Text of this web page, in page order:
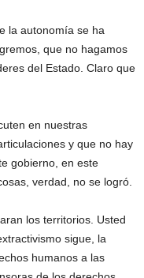
la autonomía se ha
que no hagamos
del Estado. Claro que
en nuestras
y que no hay
gobierno, en este
verdad, no se logró.
los territorios. Usted
sigue, la
humanos a las